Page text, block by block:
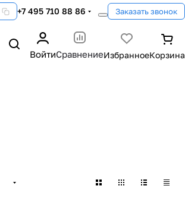
+7 495 710 88 86 Заказать звонок
ВойтиСравнение